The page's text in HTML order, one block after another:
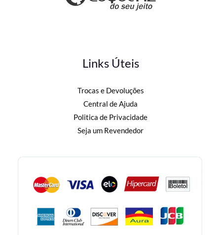
Links Úteis
Trocas e Devoluções
Central de Ajuda
Politica de Privacidade
Seja um Revendedor